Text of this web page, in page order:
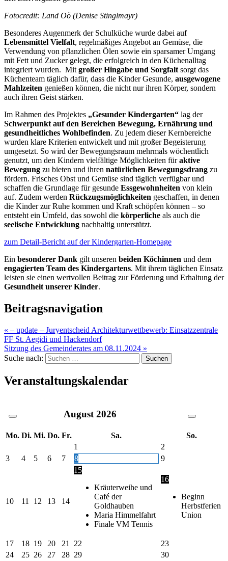
Fotocredit: Land Oö (Denise Stinglmayr)
Besonderes Augenmerk der Schulküche wurde dabei auf
Lebensmittel Vielfalt, regelmäßiges Angebot an Gemüse, die
Verwendung von pflanzlichen Ölen sowie ein sparsamer Umgang
mit Fett und Zucker gelegt, die erfolgreich in den Küchenalltag
integriert wurden. Mit großer Hingabe und Sorgfalt sorgt das
Küchenteam täglich dafür, dass die Kinder Gesunde, ausgewogene
Mahlzeiten genießen können, die nicht nur ihren Körper, sondern
auch ihren Geist stärken.
Im Rahmen des Projektes „Gesunder Kindergarten“ lag der
Schwerpunkt auf den Bereichen Bewegung, Ernährung und
gesundheitliches Wohlbefinden. Zu jedem dieser Kernbereiche
wurden klare Kriterien entwickelt und mit großer Begeisterung
umgesetzt. So wird der Bewegungsraum mehrmals wöchentlich
genutzt, um den Kindern vielfältige Möglichkeiten füraktive
Bewegung zu bieten und ihren natürlichen Bewegungsdrang zu
fördern. Frisches Obst und Gemüse sind täglich verfügbar und
schaffen die Grundlage für gesunde Essgewohnheiten von klein
auf. Zudem werden Rückzugsmöglichkeiten geschaffen, in denen
die Kinder zur Ruhe kommen und Kraft schöpfen können – so
entsteht ein Umfeld, das sowohl die körperliche als auch die
seelische Entwicklung nachhaltig unterstützt.
zum Detail-Bericht auf der Kindergarten-Homepage
Ein besonderer Dank gilt unseren beiden Köchinnen und dem
engagierten Team des Kindergartens. Mit ihrem täglichen Einsatz
leisten sie einen wertvollen Beitrag zur Förderung und Erhaltung der
Gesundheit unserer Kinder.
Beitragsnavigation
« – update – Juryentscheid Architekturwettbewerb: Einsatzzentrale
FF St. Aegidi und Hackendorf
Sitzung des Gemeinderates am 08.11.2024 »
Suche nach:
Veranstaltungskalendar
August 2026
Mo. Di. Mi. Do. Fr. Sa.
So.
1
2
3
4 5 6 7 8 9
10 11 12 13 14
15
Kräuterweihe und
Café der
Goldhauben
Maria Himmelfahrt
Finale VM Tennis
16
Beginn
Herbstferien
Union
17 18 19 20 21 22
23
24
25 26 27 28 29
30